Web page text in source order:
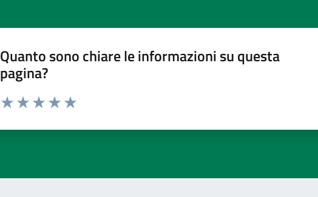
Quanto sono chiare le informazioni su questa
pagina?